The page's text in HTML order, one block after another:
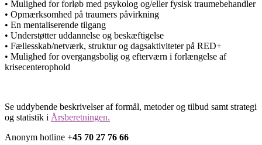
• Mulighed for forløb med psykolog og/eller fysisk traumebehandler
• Opmærksomhed på traumers påvirkning
• En mentaliserende tilgang
• Understøtter uddannelse og beskæftigelse
• Fællesskab/netværk, struktur og dagsaktiviteter på RED+
• Mulighed for overgangsbolig og efterværn i forlængelse af
krisecenterophold
Se uddybende beskrivelser af formål, metoder og tilbud samt strategi
og statistik i Årsberetningen.
Anonym hotline +45 70 27 76 66